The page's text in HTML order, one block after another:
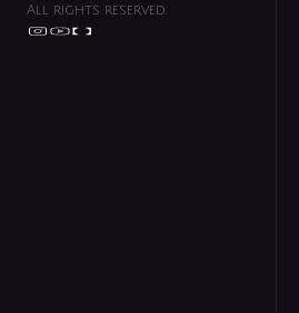
All rights reserved.